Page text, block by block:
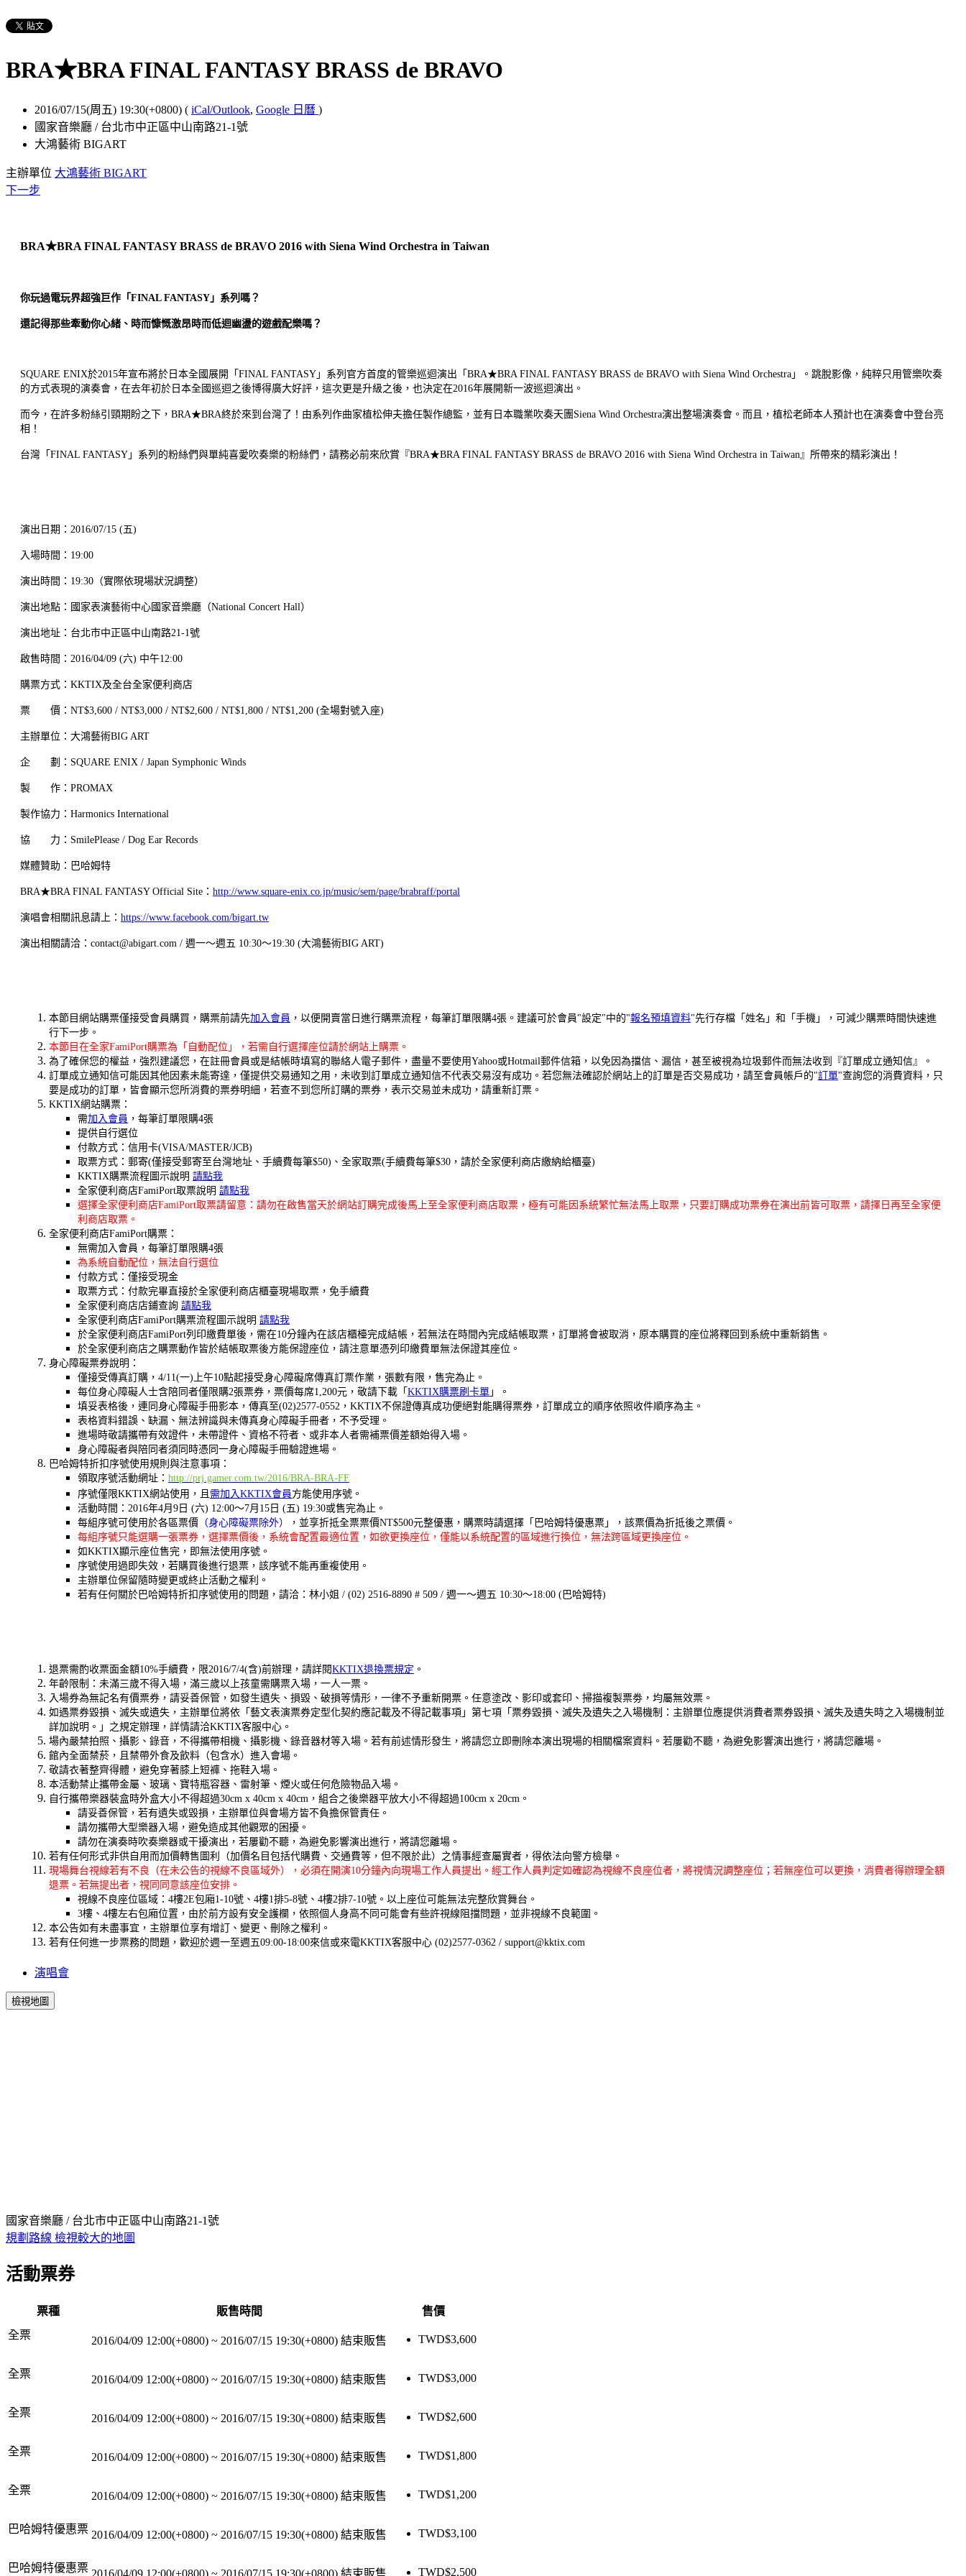
BRA★BRA FINAL FANTASY BRASS de BRAVO
2016/07/15(周五) 19:30(+0800) ( iCal/Outlook, Google 日曆 )
國家音樂廳 / 台北市中正區中山南路21-1號
大鴻藝術 BIGART
主辦單位 大鴻藝術 BIGART
下一步
BRA★BRA FINAL FANTASY BRASS de BRAVO 2016 with Siena Wind Orchestra in Taiwan
你玩過電玩界超強巨作「FINAL FANTASY」系列嗎？
還記得那些牽動你心緒、時而慷慨激昂時而低迴幽盪的遊戲配樂嗎？
SQUARE ENIX於2015年宣布將於日本全國展開「FINAL FANTASY」系列官方首度的管樂巡迴演出「BRA★BRA FINAL FANTASY BRASS de BRAVO with Siena Wind Orchestra」。跳脫影像，純粹只用管樂吹奏
的方式表現的演奏會，在去年初於日本全國巡迴之後博得廣大好評，這次更是升級之後，也決定在2016年展開新一波巡迴演出。
而今，在許多粉絲引頸期盼之下，BRA★BRA終於來到台灣了！由系列作曲家植松伸夫擔任製作總監，並有日本職業吹奏天團Siena Wind Orchestra演出整場演奏會。而且，植松老師本人預計也在演奏會中登台亮
相！
台灣「FINAL FANTASY」系列的粉絲們與單純喜愛吹奏樂的粉絲們，請務必前來欣賞『BRA★BRA FINAL FANTASY BRASS de BRAVO 2016 with Siena Wind Orchestra in Taiwan』所帶來的精彩演出！
演出日期：2016/07/15 (五)
入場時間：19:00
演出時間：19:30（實際依現場狀況調整）
演出地點：國家表演藝術中心國家音樂廳（National Concert Hall）
演出地址：台北市中正區中山南路21-1號
啟售時間：2016/04/09 (六) 中午12:00
購票方式：KKTIX及全台全家便利商店
票 價：NT$3,600 / NT$3,000 / NT$2,600 / NT$1,800 / NT$1,200 (全場對號入座)
主辦單位：大鴻藝術BIG ART
企 劃：SQUARE ENIX / Japan Symphonic Winds
製 作：PROMAX
製作協力：Harmonics International
協 力：SmilePlease / Dog Ear Records
媒體贊助：巴哈姆特
BRA★BRA FINAL FANTASY Official Site： http://www.square-enix.co.jp/music/sem/page/brabraff/portal
演唱會相關訊息請上： https://www.facebook.com/bigart.tw
演出相關請洽：contact@abigart.com / 週一〜週五 10:30〜19:30 (大鴻藝術BIG ART)
本節目網站購票僅接受會員購買，購票前請先加入會員 ，以便開賣當日進行購票流程，每筆訂單限購4張。建議可於會員"設定"中的"報名預填資料"先行存檔「姓名」和「手機」，可減少購票時間快速進
行下一步。
本節目在全家FamiPort購票為「自動配位」，若需自行選擇座位請於網站上購票。
為了確保您的權益，強烈建議您，在註冊會員或是結帳時填寫的聯絡人電子郵件，盡量不要使用Yahoo或Hotmail郵件信箱，以免因為擋信、漏信，甚至被視為垃圾郵件而無法收到『訂單成立通知信』。
訂單成立通知信可能因其他因素未能寄達，僅提供交易通知之用，未收到訂單成立通知信不代表交易沒有成功。若您無法確認於網站上的訂單是否交易成功，請至會員帳戶的"訂單"查詢您的消費資料，只
要是成功的訂單，皆會顯示您所消費的票券明細，若查不到您所訂購的票券，表示交易並未成功，請重新訂票。
KKTIX網站購票：
需加入會員 ，每筆訂單限購4張
提供自行選位
付款方式：信用卡(VISA/MASTER/JCB)
取票方式：郵寄(僅接受郵寄至台灣地址、手續費每筆$50)、全家取票(手續費每筆$30，請於全家便利商店繳納給櫃臺)
KKTIX購票流程圖示說明 請點我
全家便利商店FamiPort取票說明 請點我
選擇全家便利商店FamiPort取票請留意：請勿在啟售當天於網站訂購完成後馬上至全家便利商店取票，極有可能因系統繁忙無法馬上取票，只要訂購成功票券在演出前皆可取票，請擇日再至全家便
利商店取票。
全家便利商店FamiPort購票：
無需加入會員，每筆訂單限購4張
為系統自動配位，無法自行選位
付款方式：僅接受現金
取票方式：付款完畢直接於全家便利商店櫃臺現場取票，免手續費
全家便利商店店鋪查詢 請點我
全家便利商店FamiPort購票流程圖示說明 請點我
於全家便利商店FamiPort列印繳費單後，需在10分鐘內在該店櫃檯完成結帳，若無法在時間內完成結帳取票，訂單將會被取消，原本購買的座位將釋回到系統中重新銷售。
於全家便利商店之購票動作皆於結帳取票後方能保證座位，請注意單憑列印繳費單無法保證其座位。
身心障礙票券說明：
僅接受傳真訂購，4/11(一)上午10點起接受身心障礙席傳真訂票作業，張數有限，售完為止。
每位身心障礙人士含陪同者僅限購2張票券，票價每席1,200元， 敬請下載「 KKTIX購票刷卡單 」。
填妥表格後，連同身心障礙手冊影本，傳真至(02)2577-0552，KKTIX不保證傳真成功便絕對能購得票券，訂單成立的順序依照收件順序為主。
表格資料錯誤、缺漏、無法辨識與未傳真身心障礙手冊者，不予受理。
進場時敬請攜帶有效證件，未帶證件、資格不符者、或非本人者需補票價差額始得入場。
身心障礙者與陪同者須同時憑同一身心障礙手冊驗證進場。
巴哈姆特折扣序號使用規則與注意事項：
領取序號活動網址： http://prj.gamer.com.tw/2016/BRA-BRA-FF
序號僅限KKTIX網站使用，且 需加入KKTIX會員 方能使用序號。
活動時間：2016年4月9日 (六) 12:00～7月15日 (五) 19:30或售完為止。
每組序號可使用於各區票價 （身心障礙票除外）
，並享折抵全票票價NT$500元整優惠，購票時請選擇「巴哈姆特優惠票」，該票價為折抵後之票價。
每組序號只能選購一張票券，選擇票價後，系統會配置最適位置，如欲更換座位，僅能以系統配置的區域進行換位，無法跨區域更換座位。
如KKTIX顯示座位售完，即無法使用序號。
序號使用過即失效，若購買後進行退票，該序號不能再重複使用。
主辦單位保留隨時變更或終止活動之權利。
若有任何關於巴哈姆特折扣序號使用的問題，請洽：林小姐 / (02) 2516-8890 # 509 / 週一〜週五 10:30〜18:00 (巴哈姆特)
退票需酌收票面金額10%手續費，限2016/7/4(含)前辦理，請詳閱KKTIX退換票規定 。
年齡限制：未滿三歲不得入場，滿三歲以上孩童需購票入場，一人一票。
入場券為無記名有價票券，請妥善保管，如發生遺失、損毀、破損等情形，一律不予重新開票。任意塗改、影印或套印、掃描複製票劵，均屬無效票。
如遇票券毀損、滅失或遺失，主辦單位將依「藝文表演票券定型化契約應記載及不得記載事項」第七項「票券毀損、滅失及遺失之入場機制：主辦單位應提供消費者票券毀損、滅失及遺失時之入場機制並
詳加說明。」之規定辦理，詳情請洽KKTIX客服中心。
場內嚴禁拍照、攝影、錄音，不得攜帶相機、攝影機、錄音器材等入場。若有前述情形發生，將請您立即刪除本演出現場的相關檔案資料。若屢勸不聽，為避免影響演出進行，將請您離場。
館內全面禁菸，且禁帶外食及飲料（包含水）進入會場。
敬請衣著整齊得體，避免穿著膝上短褲、拖鞋入場。
本活動禁止攜帶金屬、玻璃、寶特瓶容器、雷射筆、煙火或任何危險物品入場。
自行攜帶樂器裝盒時外盒大小不得超過30cm x 40cm x 40cm，組合之後樂器平放大小不得超過100cm x 20cm。
請妥善保管，若有遺失或毀損，主辦單位與會場方皆不負擔保管責任。
請勿攜帶大型樂器入場，避免造成其他觀眾的困擾。
請勿在演奏時吹奏樂器或干擾演出，若屢勸不聽，為避免影響演出進行，將請您離場。
若有任何形式非供自用而加價轉售圖利（加價名目包括代購費、交通費等，但不限於此）之情事經查屬實者，得依法向警方檢舉。
現場舞台視線若有不良（在未公告的視線不良區域外），必須在開演10分鐘內向現場工作人員提出。經工作人員判定如確認為視線不良座位者，將視情況調整座位；若無座位可以更換，消費者得辦理全額
退票。若無提出者，視同同意該座位安排。
視線不良座位區域：4樓2E包廂1-10號、4樓1排5-8號、4樓2排7-10號。以上座位可能無法完整欣賞舞台。
3樓、4樓左右包廂位置，由於前方設有安全護欄，依照個人身高不同可能會有些許視線阻擋問題，並非視線不良範圍。
本公告如有未盡事宜，主辦單位享有增訂、變更、刪除之權利。
若有任何進一步票務的問題，歡迎於週一至週五09:00-18:00來信或來電KKTIX客服中心 (02)2577-0362 / support@kktix.com
演唱會
檢視地圖
國家音樂廳 / 台北市中正區中山南路21-1號
規劃路線 檢視較大的地圖
活動票券
票種 販售時間
售價
全票
2016/04/09 12:00(+0800) ~ 2016/07/15 19:30(+0800) 結束販售 TWD$3,600
全票 2016/04/09 12:00(+0800) ~ 2016/07/15 19:30(+0800) 結束販售 TWD$3,000
全票 2016/04/09 12:00(+0800) ~ 2016/07/15 19:30(+0800) 結束販售 TWD$2,600
全票 2016/04/09 12:00(+0800) ~ 2016/07/15 19:30(+0800) 結束販售 TWD$1,800
全票 2016/04/09 12:00(+0800) ~ 2016/07/15 19:30(+0800) 結束販售 TWD$1,200
巴哈姆特優惠票 2016/04/09 12:00(+0800) ~ 2016/07/15 19:30(+0800) 結束販售 TWD$3,100
巴哈姆特優惠票 2016/04/09 12:00(+0800) ~ 2016/07/15 19:30(+0800) 結束販售 TWD$2,500